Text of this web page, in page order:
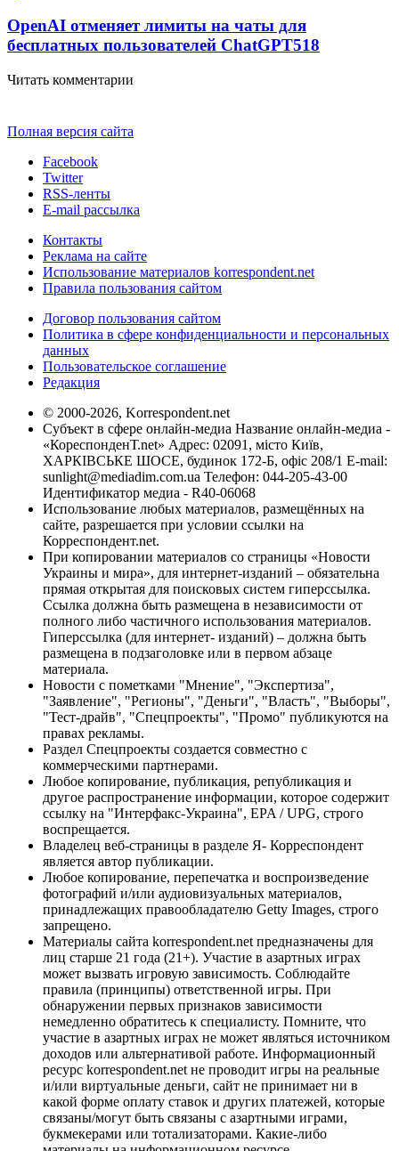
OpenAI отменяет лимиты на чаты для
бесплатных пользователей ChatGPT518
Читать комментарии
Полная версия сайта
Facebook
Twitter
RSS-ленты
E-mail рассылка
Контакты
Реклама на сайте
Использование материалов korrespondent.net
Правила пользования сайтом
Договор пользования сайтом
Политика в сфере конфиденциальности и персональных
данных
Пользовательское соглашение
Редакция
© 2000-2026, Korrespondent.net
Субъект в сфере онлайн-медиа Название онлайн-медиа -
«КореспонденТ.net» Адрес: 02091, місто Київ,
ХАРКІВСЬКЕ ШОСЕ, будинок 172-Б, офіс 208/1 E-mail:
sunlight@mediadim.com.ua Телефон: 044-205-43-00
Идентификатор медиа - R40-06068
Использование любых материалов, размещённых на
сайте, разрешается при условии ссылки на
Корреспондент.net.
При копировании материалов со страницы «Новости
Украины и мира», для интернет-изданий – обязательна
прямая открытая для поисковых систем гиперссылка.
Ссылка должна быть размещена в независимости от
полного либо частичного использования материалов.
Гиперссылка (для интернет- изданий) – должна быть
размещена в подзаголовке или в первом абзаце
материала.
Новости с пометками "Мнение", "Экспертиза",
"Заявление", "Регионы", "Деньги", "Власть", "Выборы",
"Тест-драйв", "Спецпроекты", "Промо" публикуются на
правах рекламы.
Раздел Спецпроекты создается совместно с
коммерческими партнерами.
Любое копирование, публикация, републикация и
другое распространение информации, которое содержит
ссылку на "Интерфакс-Украина", EPA / UPG, строго
воспрещается.
Владелец веб-страницы в разделе Я- Корреспондент
является автор публикации.
Любое копирование, перепечатка и воспроизведение
фотографий и/или аудиовизуальных материалов,
принадлежащих правообладателю Getty Images, строго
запрещено.
Материалы сайта korrespondent.net предназначены для
лиц старше 21 года (21+). Участие в азартных играх
может вызвать игровую зависимость. Соблюдайте
правила (принципы) ответственной игры. При
обнаружении первых признаков зависимости
немедленно обратитесь к специалисту. Помните, что
участие в азартных играх не может являться источником
доходов или альтернативой работе. Информационный
ресурс korrespondent.net не проводит игры на реальные
и/или виртуальные деньги, сайт не принимает ни в
какой форме оплату ставок и других платежей, которые
связаны/могут быть связаны с азартными играми,
букмекерами или тотализаторами. Какие-либо